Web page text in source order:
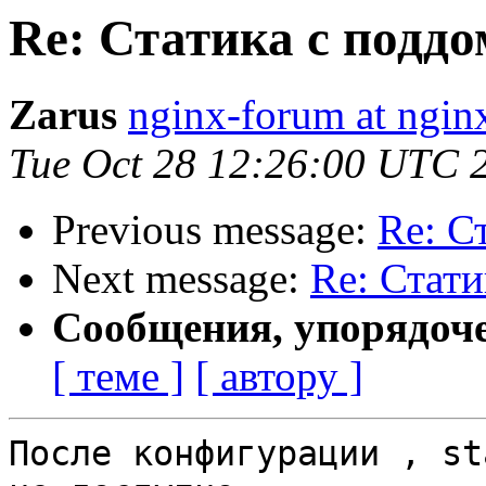
Re: Статика с
Zarus nginx-forum at
Tue Oct 28 12:26:00 UTC
Previous message: Re:
Next message: Re:
Сообщения,
[ теме ] [ автору ]
После конфигурации ,